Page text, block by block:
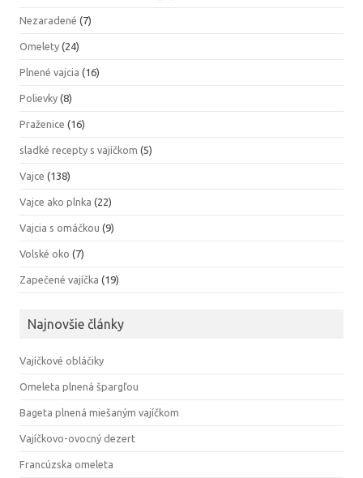
Nezaradené (7)
Omelety (24)
Plnené vajcia (16)
Polievky (8)
Praženice (16)
sladké recepty s vajíčkom (5)
Vajce (138)
Vajce ako plnka (22)
Vajcia s omáčkou (9)
Volské oko (7)
Zapečené vajíčka (19)
Najnovšie články
Vajíčkové obláčiky
Omeleta plnená špargľou
Bageta plnená miešaným vajíčkom
Vajíčkovo-ovocný dezert
Francúzska omeleta